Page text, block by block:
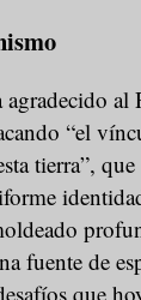
agradecido al
“el
tierra”,
fuente de
que